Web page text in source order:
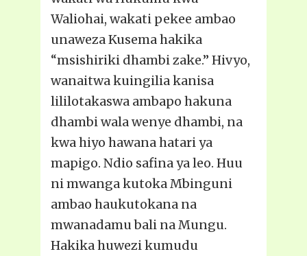
Waliohai, wakati pekee ambao
unaweza Kusema hakika
“msishiriki dhambi zake.” Hivyo,
wanaitwa kuingilia kanisa
lililotakaswa ambapo hakuna
dhambi wala wenye dhambi, na
kwa hiyo hawana hatari ya
mapigo. Ndio safina ya leo. Huu
ni mwanga kutoka Mbinguni
ambao haukutokana na
mwanadamu bali na Mungu.
Hakika huwezi kumudu